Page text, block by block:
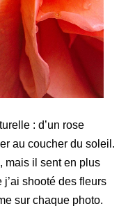
: d’un rose
au coucher du soleil.
mais il sent en plus
shooté des fleurs
sur chaque photo.